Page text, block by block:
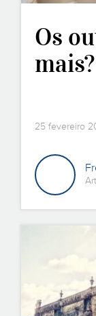
Os
25 fevereiro